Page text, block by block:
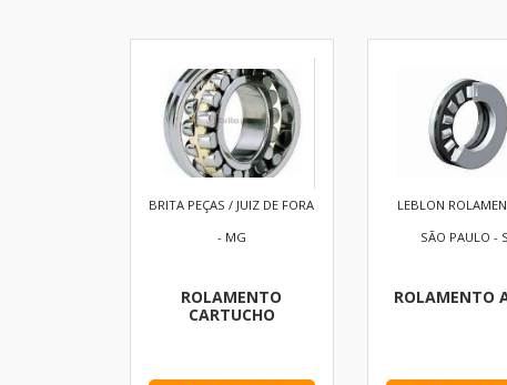
BRITA PEÇAS / JUIZ DE FORA
- MG
ROLAMENTO
CARTUCHO
LEBLON
SÃO PAULO -
ROLAMENTO